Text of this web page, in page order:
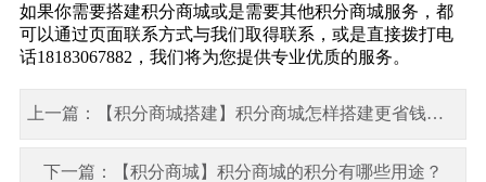
如果你需要搭建积分商城或是需要其他积分商城服务，都
可以通过页面联系方式与我们取得联系，或是直接拨打电
话18183067882，我们将为您提供专业优质的服务。
上一篇：【积分商城搭建】积分商城怎样搭建更省钱？需要考虑哪些？
下一篇：【积分商城】积分商城的积分有哪些用途？